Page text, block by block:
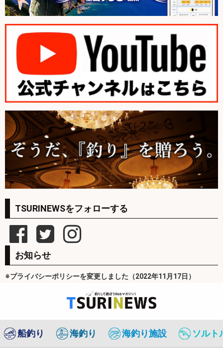
TSURINEWSをフォローする
お知らせ
※プライバシーポリシーを変更しました（2022年11月17日）
船釣り 海釣り 海釣り施設 ソルト